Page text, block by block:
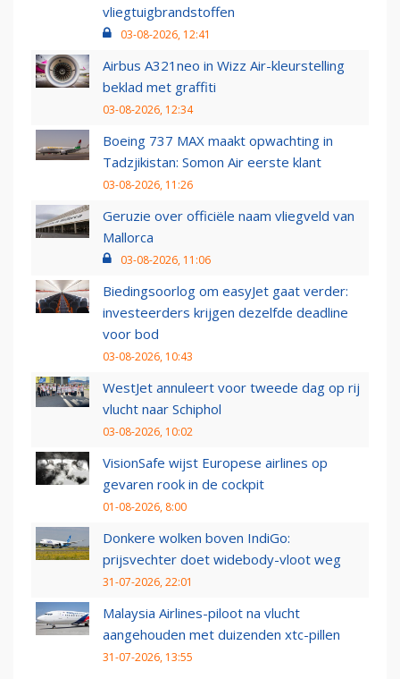
vliegtuigbrandstoffen
03-08-2026, 12:41
Airbus A321neo in Wizz Air-kleurstelling
beklad met graffiti
03-08-2026, 12:34
Boeing 737 MAX maakt opwachting in
Tadzjikistan: Somon Air eerste klant
03-08-2026, 11:26
Geruzie over officiële naam vliegveld van
Mallorca
03-08-2026, 11:06
Biedingsoorlog om easyJet gaat verder:
investeerders krijgen dezelfde deadline
voor bod
03-08-2026, 10:43
WestJet annuleert voor tweede dag op rij
vlucht naar Schiphol
03-08-2026, 10:02
VisionSafe wijst Europese airlines op
gevaren rook in de cockpit
01-08-2026, 8:00
Donkere wolken boven IndiGo:
prijsvechter doet widebody-vloot weg
31-07-2026, 22:01
Malaysia Airlines-piloot na vlucht
aangehouden met duizenden xtc-pillen
31-07-2026, 13:55